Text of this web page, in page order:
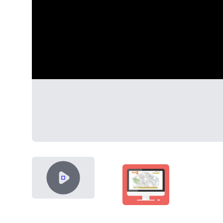
VIDEO CONTENT SHOWCASE-THUMB-